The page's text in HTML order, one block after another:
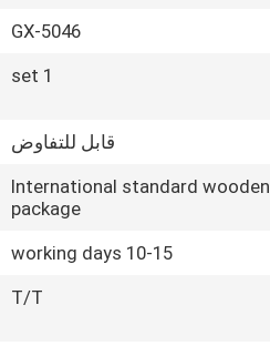
GX-5046
1 set
قابل للتفاوض
International standard wooden
package
10-15 working days
T/T